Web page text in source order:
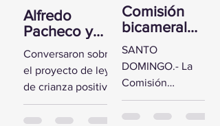
Alfredo
Pacheco y
comisión de
diputados
reciben a la
Primera
Dama
Conversaron sobre
el proyecto de ley
de crianza positiva
SANTO
DOMINGO.- El
Comisión
bicameral
inicia hoy el
estudio del
Presupuesto
General del
Estado 2024
SANTO
DOMINGO.- La
Comisión
Bicameral Especial
iniciará hoy los